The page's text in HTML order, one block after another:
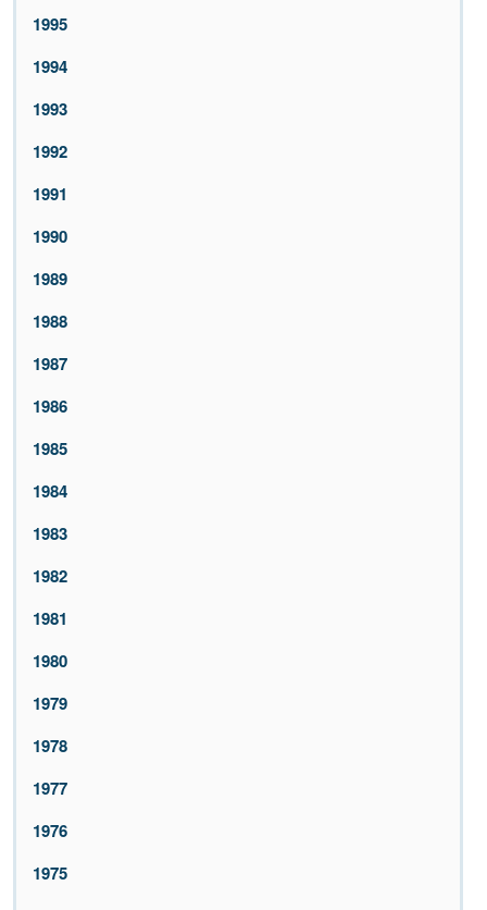
1995
1994
1993
1992
1991
1990
1989
1988
1987
1986
1985
1984
1983
1982
1981
1980
1979
1978
1977
1976
1975